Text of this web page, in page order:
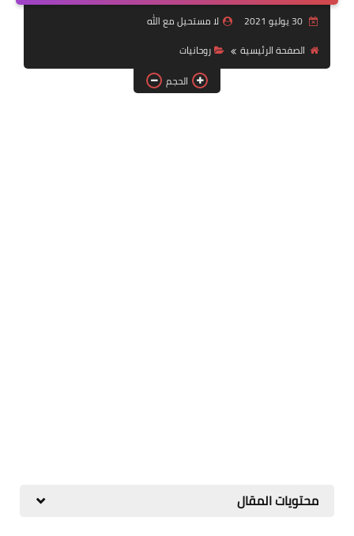
العلاقات العاطفية
توقعات ورسائل كونية
30 يوليو 2021
لا مستحيل مع الله
الصفحة الرئيسية
روحانيات
الحجم
محتويات المقال